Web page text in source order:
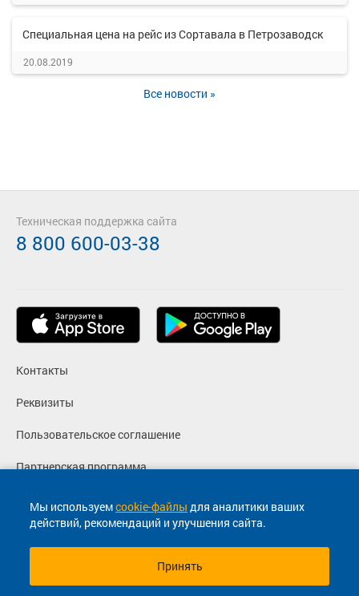
Специальная цена на рейс из Сортавала в Петрозаводск
20.08.2019
Все новости »
Мы используемcookie-файлы для аналитики ваших
действий, рекомендаций и улучшения сайта.
Принять
Контакты
Реквизиты
Пользовательское соглашение
Партнерская программа
Политика конфиденциальности
Согласие на маркетинговые сообщения
Техническая поддержка сайта
8 800 600-03-38
© 2013-2026, ООО "Капитал"- Онлайн сервис продажи